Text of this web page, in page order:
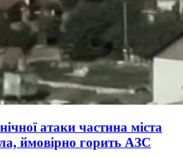
атаки частина міста
ймовірно горить АЗС